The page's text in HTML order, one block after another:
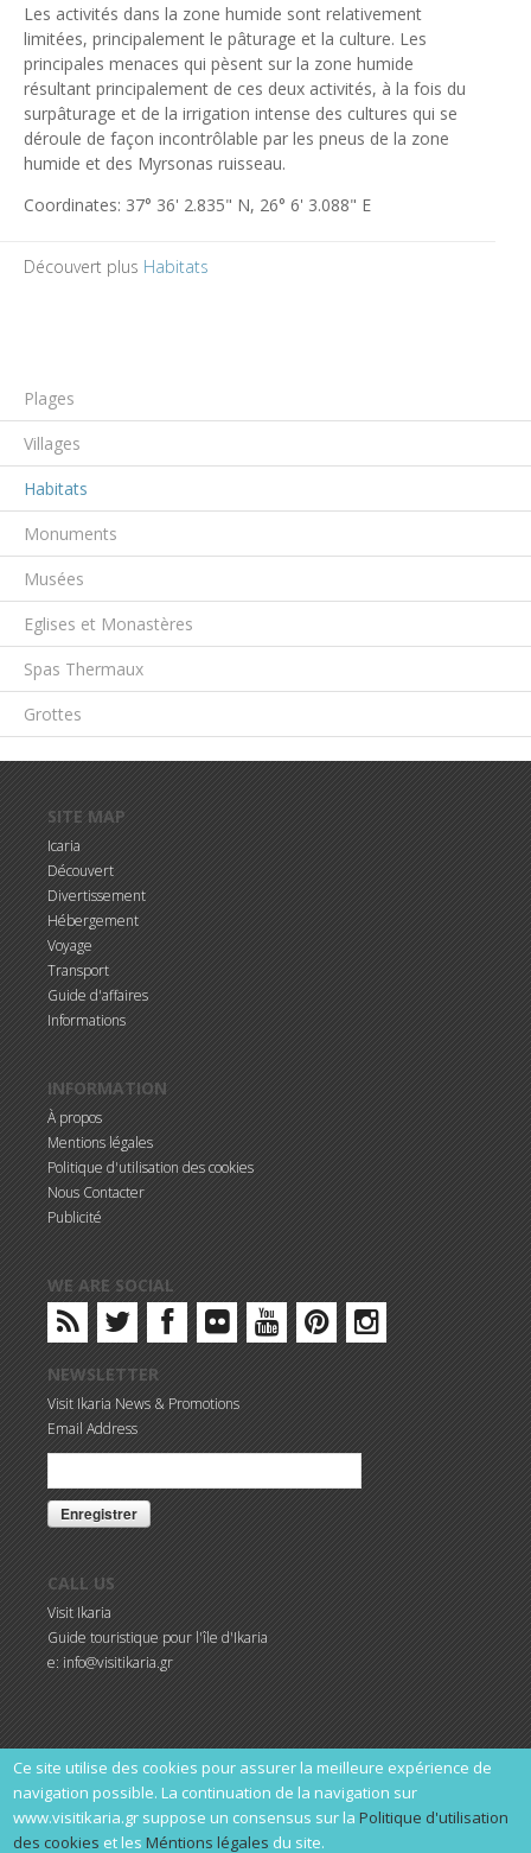
Les activités dans la zone humide sont relativement
limitées, principalement le pâturage et la culture. Les
principales menaces qui pèsent sur la zone humide
résultant principalement de ces deux activités, à la fois du
surpâturage et de la irrigation intense des cultures qui se
déroule de façon incontrôlable par les pneus de la zone
humide et des Myrsonas ruisseau.
Coordinates: 37° 36' 2.835" N, 26° 6' 3.088" E
Découvert plus Habitats
Plages
Villages
Habitats
Monuments
Musées
Eglises et Monastères
Spas Thermaux
Grottes
Ce site utilise des cookies pour assurer la meilleure expérience de
navigation possible. La continuation de la navigation sur
www.visitikaria.gr suppose un consensus sur la Politique d'utilisation
des cookies et les Méntions légales du site.
SITE MAP
Icaria
Découvert
Divertissement
Hébergement
Voyage
Transport
Guide d'affaires
Informations
INFORMATION
À propos
Mentions légales
Politique d'utilisation des cookies
Nous Contacter
Publicité
WE ARE SOCIAL
NEWSLETTER
Visit Ikaria News & Promotions
Email Address
CALL US
Visit Ikaria
Guide touristique pour l'île d'Ikaria
e: info@visitikaria.gr
©Visit Ikaria, all rights reserved. Expressément interdit de copier et
publier tout ou partie du Site, sans le consentement écrit préalable
de la société.